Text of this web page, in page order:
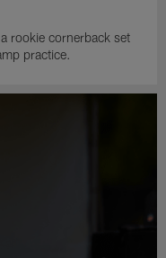
rookie cornerback set
practice.